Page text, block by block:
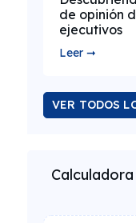
de opinión
ejecutivos
Leer ➞
VER TODOS